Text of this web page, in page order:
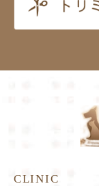
CLINIC